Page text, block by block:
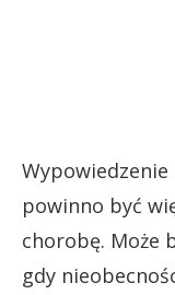
powinno być
chorobę. Może
gdy